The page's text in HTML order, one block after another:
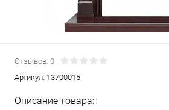
Отзывов: 0
Артикул: 13700015
Описание товара: